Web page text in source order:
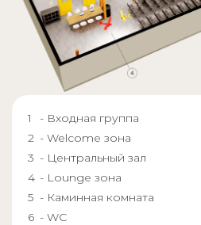
- Входная группа
- Welcome зона
- Центральный зал
- Lounge зона
- Каминная комната
- WC